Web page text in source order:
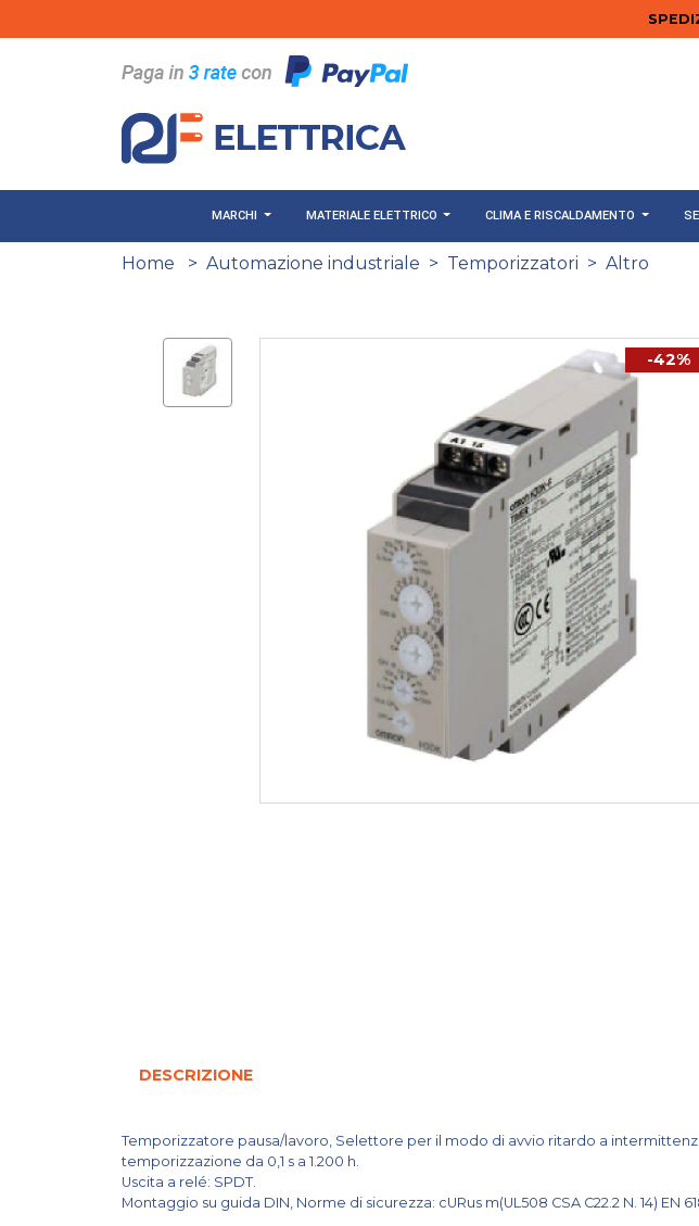
MARCHI MATERIALE ELETTRICO CLIMA E RISCALDAMENTO
Home > Automazione industriale > Temporizzatori > Altro
-42%
DESCRIZIONE
Temporizzatore pausa/lavoro, Selettore per il modo di avvio ritardo a
temporizzazione da 0,1 s a 1.200 h.
Uscita a relé: SPDT.
Montaggio su guida DIN, Norme di sicurezza: cURus m(UL508 CSA C22.2 N. 14) EN